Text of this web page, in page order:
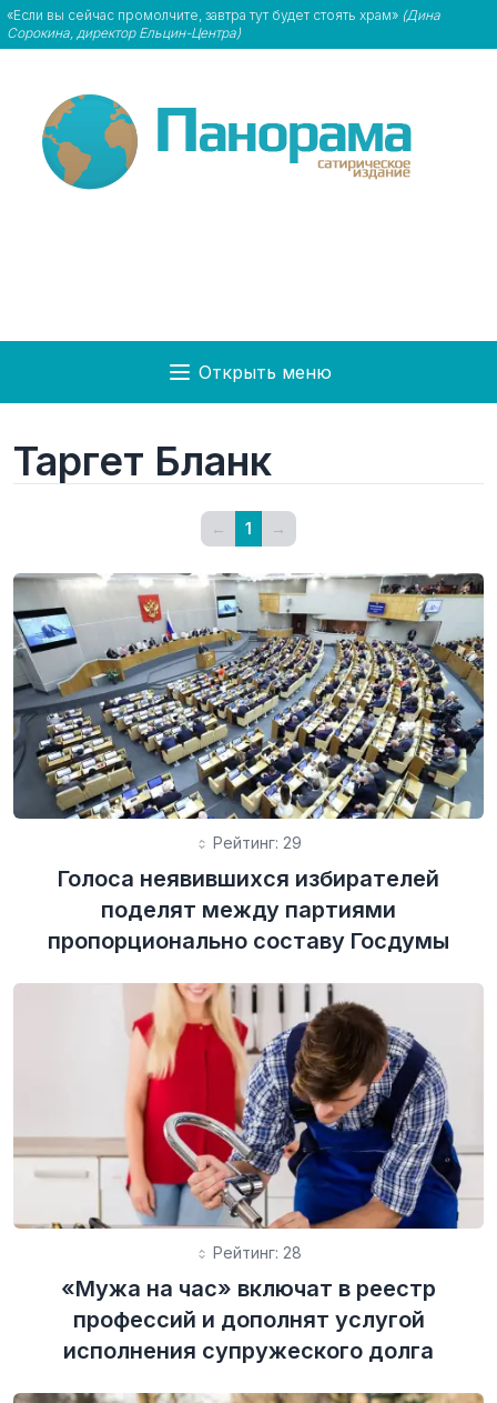
«Если вы сейчас промолчите, завтра тут будет стоять храм» (Дина
Сорокина, директор Ельцин-Центра)
Открыть меню
Таргет Бланк
← 1 →
Рейтинг: 29
Голоса неявившихся избирателей
поделят между партиями
пропорционально составу Госдумы
Рейтинг: 28
«Мужа на час» включат в реестр
профессий и дополнят услугой
исполнения супружеского долга